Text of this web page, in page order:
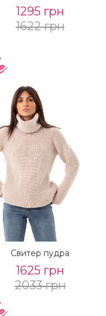
1295 грн
1622 грн
Свитер пудра
1625 грн
2033 грн